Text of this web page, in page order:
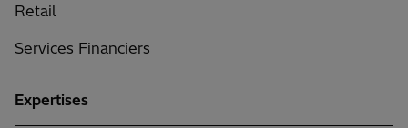
Retail
Services Financiers
Expertises